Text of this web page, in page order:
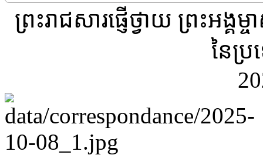
ព្រះរាជាណាចក្រកម្ពុជា
ព្រះរាជសារផ្ញើជូន ឯកឧត្តម
ឯកអគ្គរាជទូតវិសាមញ្ញ និងព
ប្រុយណេដារូសាឡឹម និងព្រឹទ្ធបុរ
កម្ពុជា
ព្រះរាជសារផ្ញើថ្វាយ ព្រះអ
នៃប្